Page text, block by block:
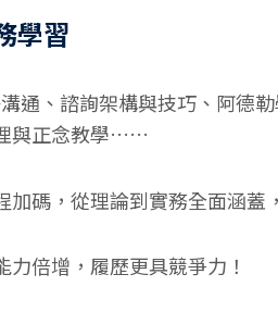
學習
通、諮詢架構與技巧、阿德
與正念教學……
加碼，從理論到實務全面涵蓋
力倍增，履歷更具競爭力！